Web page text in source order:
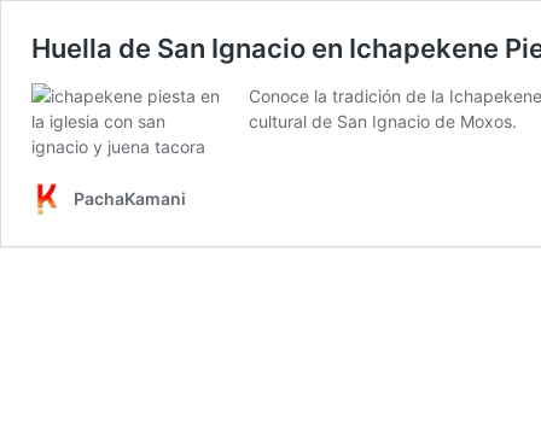
Huella de San Ignacio en Ichapekene
Conoce la tradición de la
cultural de San Ignacio de Moxos.
PachaKamani